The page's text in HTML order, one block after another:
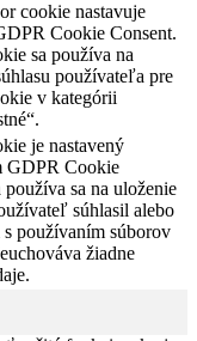
cookie nastavuje
Cookie Consent.
sa používa na
používateľa pre
v kategórii
je nastavený
GDPR Cookie
používa sa na uloženie
súhlasil alebo
s používaním súborov
žiadne